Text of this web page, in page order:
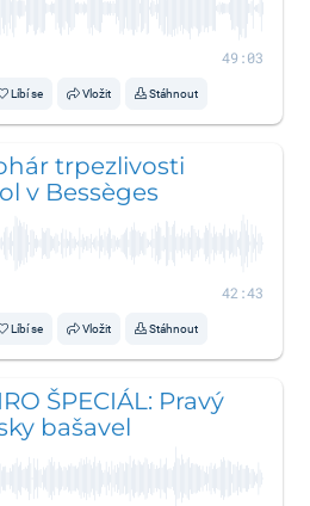
49:03
Líbí se Vložit Stáhnout
trpezlivosti
v Bessèges
42:43
Líbí se Vložit Stáhnout
ŠPECIÁL: Pravý
bašavel